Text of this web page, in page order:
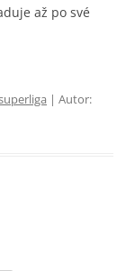
až po své
| Autor: